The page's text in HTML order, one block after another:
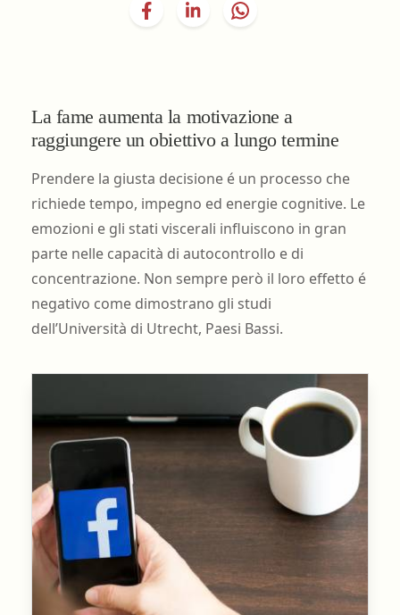
La fame aumenta la motivazione a
raggiungere un obiettivo a lungo termine
Prendere la giusta decisione é un processo che
richiede tempo, impegno ed energie cognitive. Le
emozioni e gli stati viscerali influiscono in gran
parte nelle capacità di autocontrollo e di
concentrazione. Non sempre però il loro effetto é
negativo come dimostrano gli studi
dell’Università di Utrecht, Paesi Bassi.